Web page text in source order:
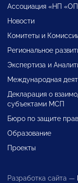
Ассоциация «НП
Новости
Комитеты и
Региональное
Экспертиза и
Международная
Декларация о
субъектами МСП
Бюро по защите
Образование
Проекты
Разработка сайта —